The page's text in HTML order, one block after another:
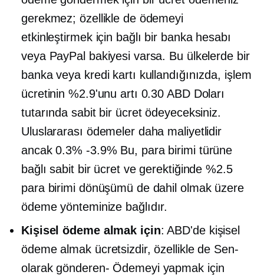
gerekmez; özellikle de ödemeyi
etkinleştirmek için bağlı bir banka hesabı
veya PayPal bakiyesi varsa. Bu ülkelerde bir
banka veya kredi kartı kullandığınızda, işlem
ücretinin %2.9'unu artı 0.30 ABD Doları
tutarında sabit bir ücret ödeyeceksiniz.
Uluslararası ödemeler daha maliyetlidir
ancak0.3% -3.9% Bu, para birimi türüne
bağlı sabit bir ücret ve gerektiğinde %2.5
para birimi dönüşümü de dahil olmak üzere
ödeme yönteminize bağlıdır.
Kişisel ödeme almak için: ABD'de kişisel
ödeme almak ücretsizdir, özellikle de Sen-
olarakgönderen- Ödemeyi yapmak için